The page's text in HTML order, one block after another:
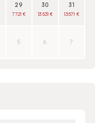
29
7 721 €
30
13 531 €
31
13 571 €
5 6 7